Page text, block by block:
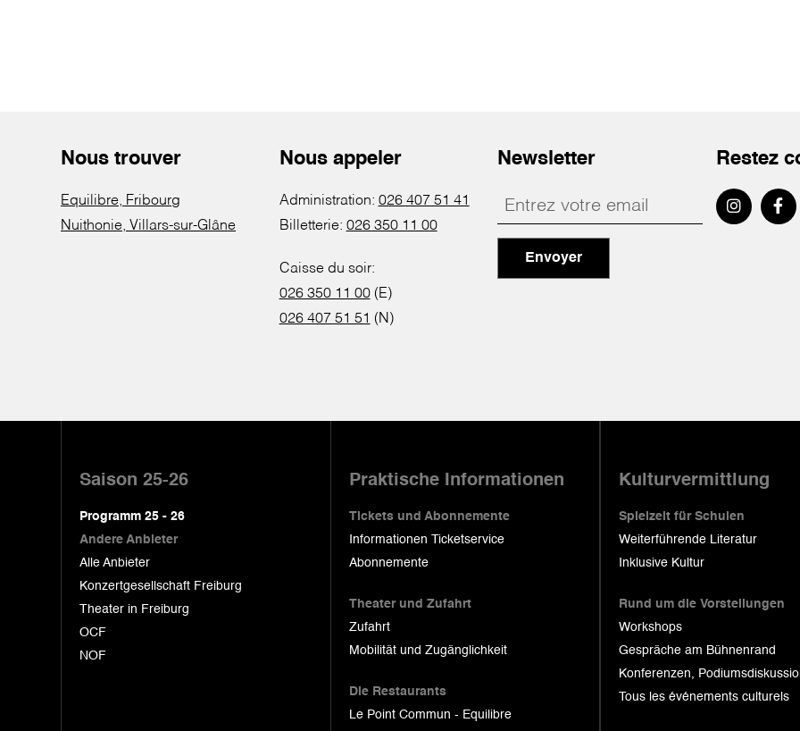
Nous trouver
Equilibre, Fribourg
Nuithonie, Villars-sur-Glâne
Nous appeler
Administration: 026 407 51 41
Billetterie: 026 350 11 00
Caisse du soir:
026 350 11 00(E)
026 407 51 51 (N)
Newsletter
Envoyer
Restez
Saison 25-26
Programm 25 - 26
Andere Anbieter
Alle Anbieter
Konzertgesellschaft Freiburg
Theater in Freiburg
OCF
NOF
Praktische Informationen
Tickets und Abonnemente
Informationen Ticketservice
Abonnemente
Theater und Zufahrt
Zufahrt
Mobilität und Zugänglichkeit
Die Restaurants
Le Point Commun - Equilibre
Kulturvermittlung
Spielzeit für Schulen
Weiterführende Literatur
Inklusive Kultur
Rund um die Vorstellungen
Workshops
Gespräche am Bühnenrand
Konferenzen,
Tous les événements culturels